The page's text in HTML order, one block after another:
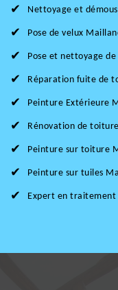
Nettoyage et
Pose de velux
Pose et nettoyage
Réparation fuite de
Peinture Extérieure
Rénovation de
Peinture sur toiture
Peinture sur tuiles
Expert en